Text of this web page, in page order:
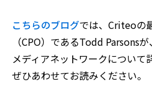
こちらのブログでは、Criteoの
（CPO）であるTodd Parsons
メディアネットワークについて
ぜひあわせてお読みください。